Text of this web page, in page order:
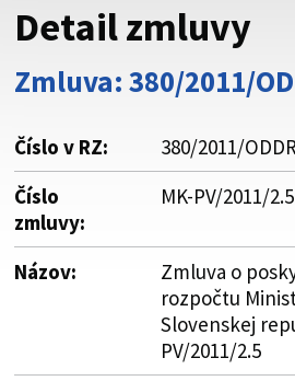
Buďte pozorní a vždy sa uistite, že
cez zabezpečenú webovú stránku.
vždy začína https:// pred názvom
Detail zmluvy
Zmluva: 380/2011/
Číslo v RZ:
380/2011/
Číslo
zmluvy:
MK-PV/2011/2.5
Názov:
Zmluva o
rozpočtu
Slovenskej
PV/2011/2.5